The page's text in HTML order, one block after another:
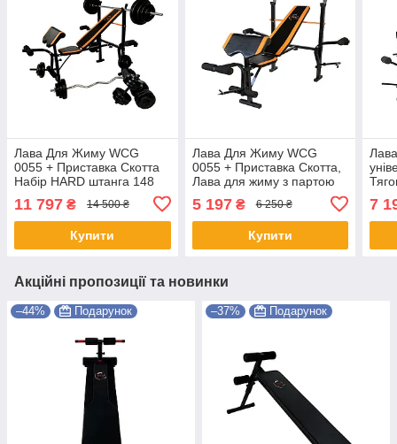
Лава Для Жиму WCG
0055 + Приставка Скотта
Набір HARD штанга 148
набором 148 кг SHOPIK
11 797 ₴ 14 500 ₴
Купити
Лава Для Жиму WCG
0055 + Приставка Скотта,
Лава для жиму з партою
Скотта, Лава універсальна
спортивна
5 197₴ 6 250 ₴
Купити
7
Акційні пропозиції та новинки
–44% Подарунок –37% Подарунок